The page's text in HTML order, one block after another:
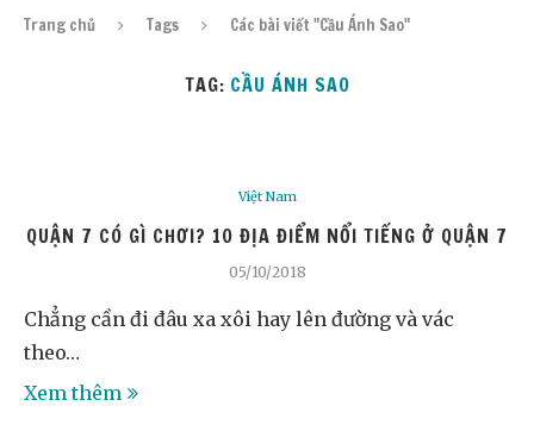
Trang chủ Tags Các bài viết "Cầu Ánh Sao"
TAG: CẦU ÁNH SAO
Việt Nam
QUẬN 7 CÓ GÌ CHƠI? 10 ĐỊA ĐIỂM NỔI TIẾNG Ở QUẬN 7
05/10/2018
Chẳng cần đi đâu xa xôi hay lên đường và vác
theo…
Xem thêm